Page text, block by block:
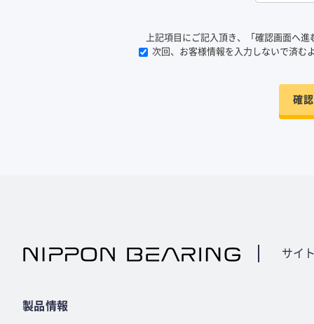
上記項目にご記入頂き、「確認画面へ進
次回、お客様情報を入力しないで済む
確
サイ
製品情報